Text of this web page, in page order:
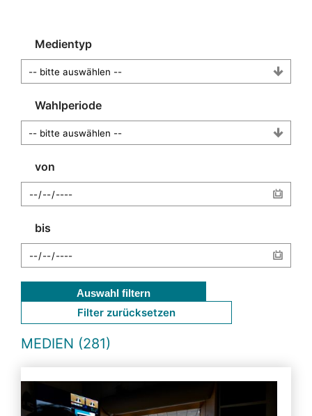
Medientyp
Wahlperiode
von
bis
Auswahl filtern
Filter zurücksetzen
MEDIEN (281)